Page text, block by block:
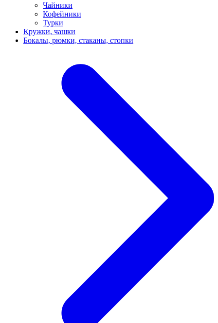
Чайники
Кофейники
Турки
Кружки, чашки
Бокалы, рюмки, стаканы, стопки